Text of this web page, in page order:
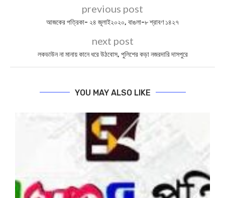
previous post
আজকের পত্রিকা- ২৪ জূলাই২০২০, বাঙলা-৮ শ্রাবণ ১৪২৭
next post
লকড‍াউন না মানায় কানে ধরে উঠবোস, পুলিশের কড়া নজরদারি দাসপুরে
YOU MAY ALSO LIKE